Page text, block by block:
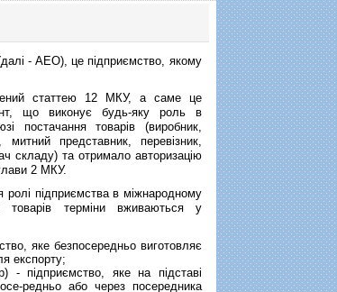
- АЕО), це підприємство, якому
статтею 12 МКУ, а саме це
що виконує будь-яку роль в
постачання товарів (виробник,
митний представник, перевізник,
складу) та отримало авторизацію
2 МКУ.
ролі підприємства в міжнародному
товарів терміни вживаються у
яке безпосередньо виготовляє
експорту;
- підприємство, яке на підставі
редньо або через посередника